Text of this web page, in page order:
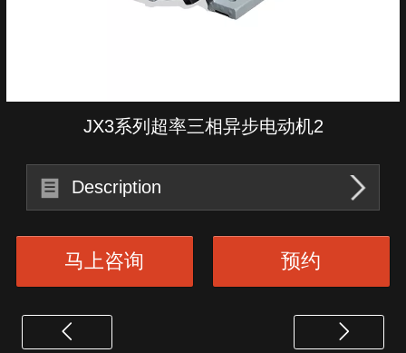
JX3系列超率三相异步电动机2
Description
马上咨询